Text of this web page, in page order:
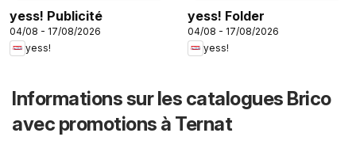
yess! Publicité
04/08 - 17/08/2026
yess!
yess! Folder
04/08 - 17/08/2026
yess!
Informations sur les catalogues Brico
avec promotions à Ternat